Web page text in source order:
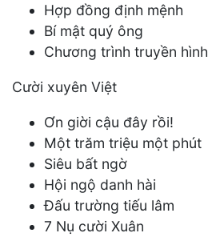
Hợp đồng định mệnh
Bí mật quý ông
Chương trình truyền hình
Cười xuyên Việt
Ơn giời cậu đây rồi!
Một trăm triệu một phút
Siêu bất ngờ
Hội ngộ danh hài
Đấu trường tiếu lâm
7 Nụ cười Xuân